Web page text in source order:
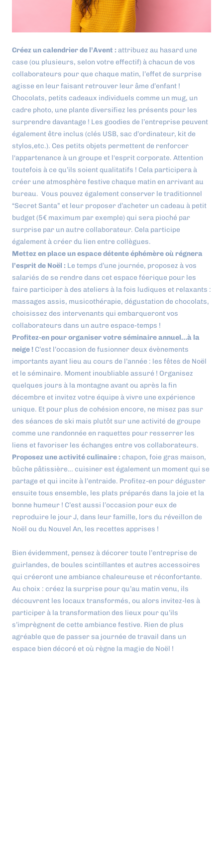
Créez un calendrier de l’Avent : attribuez au hasard une
case (ou plusieurs, selon votre effectif) à chacun de vos
collaborateurs pour que chaque matin, l’effet de surprise
agisse en leur faisant retrouver leur âme d’enfant !
Chocolats, petits cadeaux individuels comme un mug, un
cadre photo, une plante diversifiez les présents pour les
surprendre davantage ! Les goodies de l’entreprise peuvent
également être inclus (clés USB, sac d’ordinateur, kit de
stylos,etc.). Ces petits objets permettent de renforcer
l'appartenance à un groupe et l'esprit corporate. Attention
toutefois à ce qu’ils soient qualitatifs ! Cela participera à
créer une atmosphère festive chaque matin en arrivant au
bureau. Vous pouvez également conserver le traditionnel
“Secret Santa” et leur proposer d’acheter un cadeau à petit
budget (5€ maximum par exemple) qui sera pioché par
surprise par un autre collaborateur. Cela participe
également à créer du lien entre collègues.
Mettez en place un espace détente éphémère où régnera
l’esprit de Noël : Le temps d’une journée, proposez à vos
salariés de se rendre dans cet espace féerique pour les
faire participer à des ateliers à la fois ludiques et relaxants :
massages assis, musicothérapie, dégustation de chocolats,
choisissez des intervenants qui embarqueront vos
collaborateurs dans un autre espace-temps !
Profitez-en pour organiser votre séminaire annuel…à la
neige ! C’est l’occasion de fusionner deux évènements
importants ayant lieu au cours de l’année : les fêtes de Noël
et le séminaire. Moment inoubliable assuré ! Organisez
quelques jours à la montagne avant ou après la fin
décembre et invitez votre équipe à vivre une expérience
unique. Et pour plus de cohésion encore, ne misez pas sur
des séances de ski mais plutôt sur une activité de groupe
comme une randonnée en raquettes pour resserrer les
liens et favoriser les échanges entre vos collaborateurs.
Proposez une activité culinaire : chapon, foie gras maison,
bûche pâtissière… cuisiner est également un moment qui se
partage et qui incite à l’entraide. Profitez-en pour déguster
ensuite tous ensemble, les plats préparés dans la joie et la
bonne humeur ! C’est aussi l’occasion pour eux de
reproduire le jour J, dans leur famille, lors du réveillon de
Noël ou du Nouvel An, les recettes apprises !
Bien évidemment, pensez à décorer toute l’entreprise de
guirlandes, de boules scintillantes et autres accessoires
qui créeront une ambiance chaleureuse et réconfortante.
Au choix : créez la surprise pour qu’au matin venu, ils
découvrent les locaux transformés, ou alors invitez-les à
participer à la transformation des lieux pour qu’ils
s’imprègnent de cette ambiance festive. Rien de plus
agréable que de passer sa journée de travail dans un
espace bien décoré et où règne la magie de Noël !